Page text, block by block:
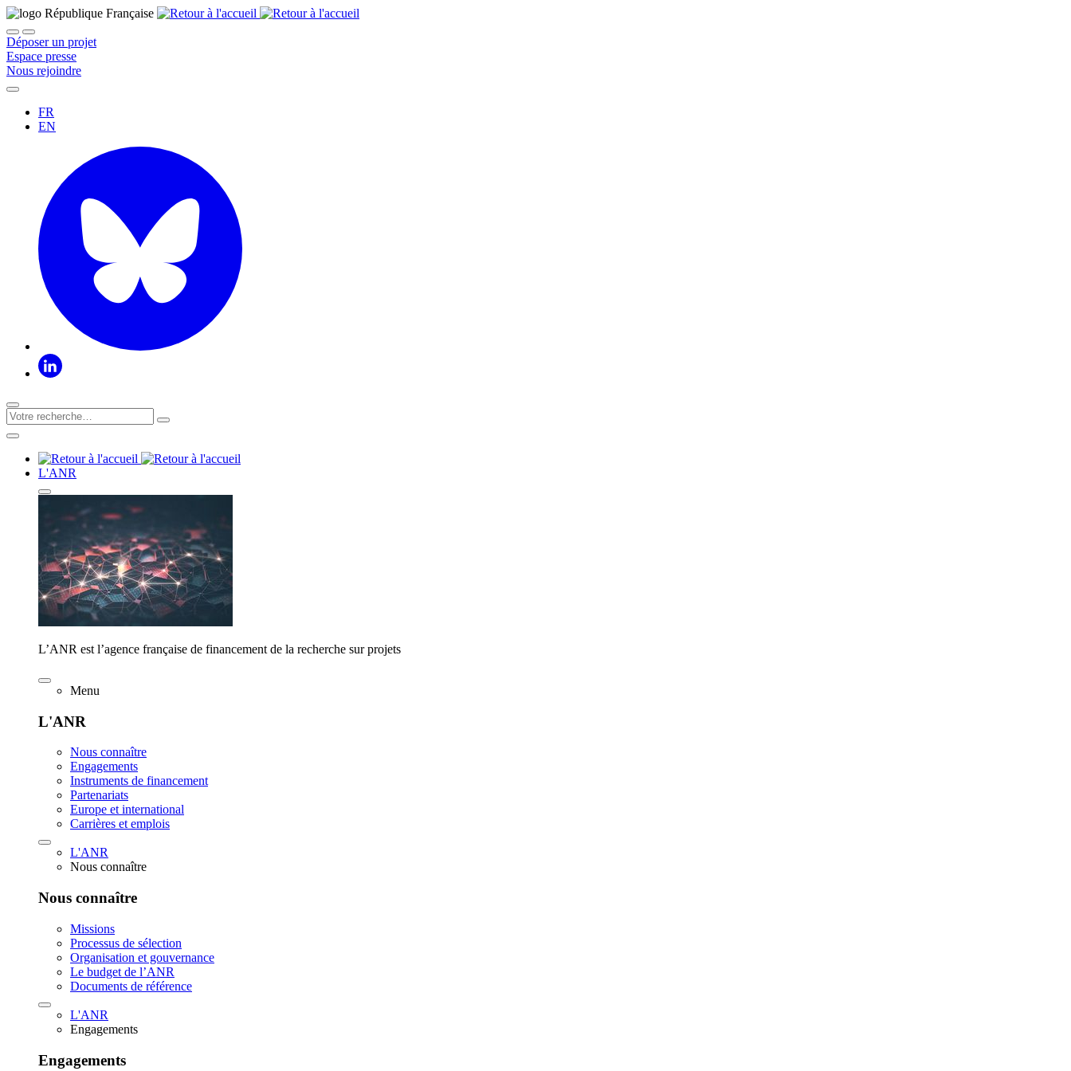
Déposer un projet
Espace presse
Nous rejoindre
FR
EN
L'ANR
L’ANR est l’agence française de financement de la recherche sur projets
Menu
L'ANR
Nous connaître
Engagements
Instruments de financement
Partenariats
Europe et international
Carrières et emplois
L'ANR
Nous connaître
Nous connaître
Missions
Processus de sélection
Organisation et gouvernance
Le budget de l’ANR
Documents de référence
L'ANR
Engagements
Engagements